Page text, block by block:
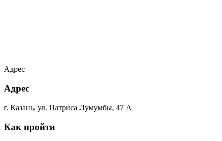
Адрес
Адрес
г. Казань, ул. Патриса Лумумбы, 47 А
Как пройти